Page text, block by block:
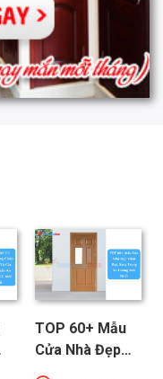
TOP 60+ Mẫu
Cửa Nhà Đẹp
Hiện Đại, Sang